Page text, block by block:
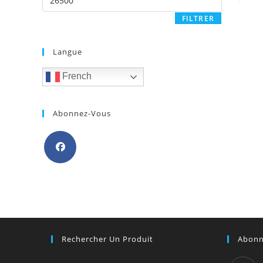
max
FILTRER
Langue
French
Abonnez-Vous
Rechercher Un Produit